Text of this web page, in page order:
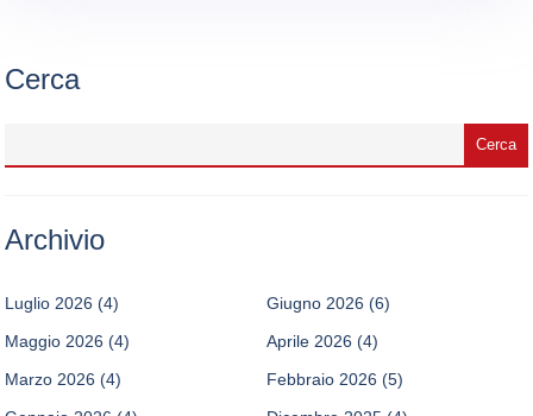
Cerca
Archivio
Luglio 2026 (4) Giugno 2026 (6)
Maggio 2026 (4) Aprile 2026 (4)
Marzo 2026 (4) Febbraio 2026 (5)